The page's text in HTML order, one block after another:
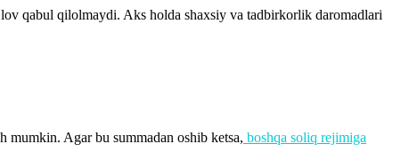
qabul qilolmaydi. Aks holda shaxsiy va tadbirkorlik daromadlari
mumkin. Agar bu summadan oshib ketsa, boshqa soliq rejimiga